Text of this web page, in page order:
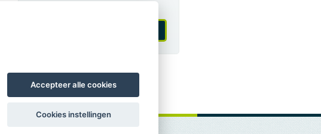
Accepteer alle cookies
Cookies instellingen